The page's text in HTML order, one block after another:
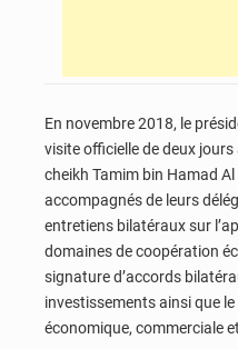
En novembre 2018, le
visite officielle de deux
cheikh Tamim bin Hamad
accompagnés de leurs
entretiens bilatéraux sur
domaines de coopération
signature d’accords
investissements ainsi que
économique, commerciale